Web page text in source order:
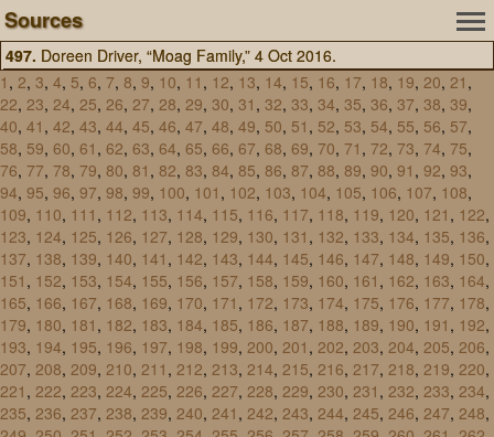
Sources
497. Doreen Driver, “Moag Family,” 4 Oct 2016.
1 , 2, 3, 4, 5, 6, 7, 8, 9, 10, 11 , 12, 13, 14, 15, 16, 17, 18, 19, 20, 21 ,
22, 23, 24, 25, 26, 27, 28, 29, 30, 31 , 32, 33, 34, 35, 36, 37, 38, 39,
40, 41 , 42, 43, 44, 45, 46, 47, 48, 49, 50, 51 , 52, 53, 54, 55, 56, 57,
58, 59, 60, 61 , 62, 63, 64, 65, 66, 67, 68, 69, 70, 71 , 72, 73, 74, 75,
76, 77, 78, 79, 80, 81 , 82, 83, 84, 85, 86, 87, 88, 89, 90, 91 , 92, 93,
94, 95, 96, 97, 98, 99, 100, 101 , 102, 103, 104, 105, 106, 107, 108,
109, 110, 111 , 112, 113, 114, 115, 116, 117, 118, 119, 120, 121 , 122,
123, 124, 125, 126, 127, 128, 129, 130, 131 , 132, 133, 134, 135, 136,
137, 138, 139, 140, 141 , 142, 143, 144, 145, 146, 147, 148, 149, 150,
151 , 152, 153, 154, 155, 156, 157, 158, 159, 160, 161 , 162, 163, 164,
165, 166, 167, 168, 169, 170, 171 , 172, 173, 174, 175, 176, 177, 178,
179, 180, 181 , 182, 183, 184, 185, 186, 187, 188, 189, 190, 191 , 192,
193, 194, 195, 196, 197, 198, 199, 200, 201 , 202, 203, 204, 205, 206,
207, 208, 209, 210, 211 , 212, 213, 214, 215, 216, 217, 218, 219, 220,
221 , 222, 223, 224, 225, 226, 227, 228, 229, 230, 231 , 232, 233, 234,
235, 236, 237, 238, 239, 240, 241 , 242, 243, 244, 245, 246, 247, 248,